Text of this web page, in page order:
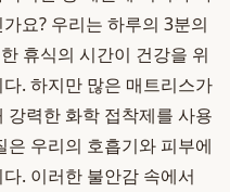
요? 우리는 하루의 3분의
휴식의 시간이 건강을 위
. 하지만 많은 매트리스가
강력한 화학 접착제를 사용
우리의 호흡기와 피부에
. 이러한 불안감 속에서